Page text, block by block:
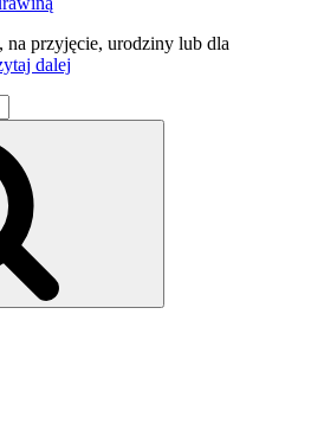
na przyjęcie, urodziny lub dla
dalej
z